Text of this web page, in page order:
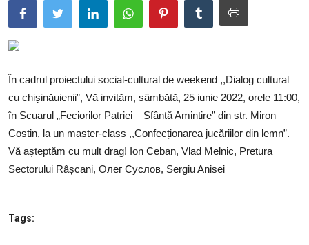
Transparența
Proiecte
Sectorul Rîșcani
Căutați pe Internet
În cadrul proiectului social-cultural de weekend ,,Dialog cultural
cu chișinăuienii”, Vă invităm, sâmbătă, 25 iunie 2022, orele 11:00,
în Scuarul „Feciorilor Patriei – Sfântă Amintire” din str. Miron
Costin, la un master-class ,,Confecționarea jucăriilor din lemn”.
Vă așteptăm cu mult drag! Ion Ceban, Vlad Melnic, Pretura
Sectorului Râșcani, Олег Суслов, Sergiu Anisei
Tags: